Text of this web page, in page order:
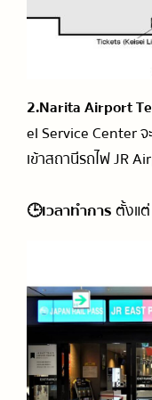
2.Narita Airport
el Service Center
เข้าสถานีรถไฟ JR
🕒เวลาทำการตั้งแ